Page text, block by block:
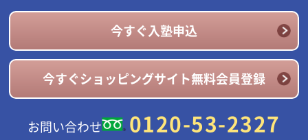
今すぐ入塾申込
今すぐショッピングサイト無料会員登録
お問い合わせ 0120-53-2327